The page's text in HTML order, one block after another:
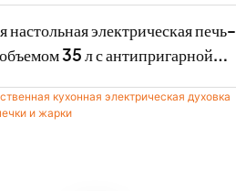
настольная электрическая печь-
35 л с антипригарной